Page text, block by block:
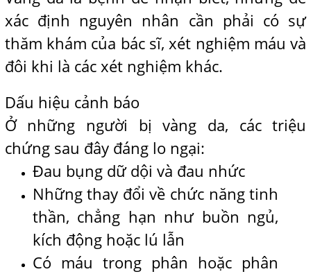
xác định nguyên nhân cần phải có sự
thăm khám của bác sĩ, xét nghiệm máu và
đôi khi là các xét nghiệm khác.
Dấu hiệu cảnh báo
Ở những người bị vàng da, các triệu
chứng sau đây đáng lo ngại:
Đau bụng dữ dội và đau nhức
Những thay đổi về chức năng tinh
thần, chẳng hạn như buồn ngủ,
kích động hoặc lú lẫn
Có máu trong phân hoặc phân